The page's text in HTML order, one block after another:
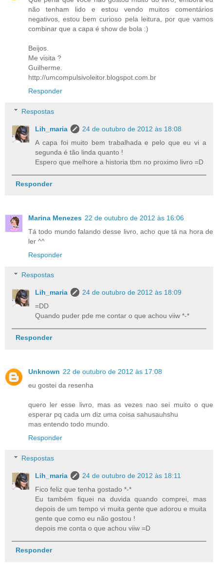
não tenham lido e estou vendo muitos comentários
negativos, estou bem curioso pela leitura, por que vamos
combinar que a capa é show de bola :)
Beijos.
Me visita ?
Guilherme.
http://umcompulsivoleitor.blogspot.com.br
Responder
Respostas
Lih_maria
24 de outubro de 2012 às 18:08
A capa foi muito bem trabalhada e pelo que eu vi a
segunda é tão linda quanto !
Espero que melhore a historia tbm no proximo livro =D
Responder
Marina Menezes 22 de outubro de 2012 às 16:06
Tá todo mundo falando desse livro, acho que tá na hora de
ler ^^
Responder
Respostas
Lih_maria
24 de outubro de 2012 às 18:09
=DD
Quando puder pde me contar o que achou viiw *-*
Responder
Unknown 22 de outubro de 2012 às 17:08
eu gostei da resenha
quero ler esse livro, mas as vezes nao sei muito o que
esperar pq cada um diz uma coisa sahusauhshu
mas entendo todo mundo.
Responder
Respostas
Lih_maria
24 de outubro de 2012 às 18:11
Fico feliz que tenha gostado *-*
Eu também fiquei na duvida quando comprei, mas
depois de um tempo vi muita gente que adorou e muita
gente que como eu não gostou !
depois me conta o que achou viiw =D
Responder